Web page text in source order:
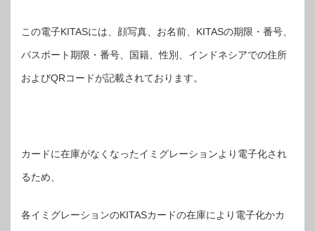
この電子KITASには、顔写真、お名前、KITASの期限・番号、
パスポート期限・番号、国籍、性別、インドネシアでの住所
およびQRコードが記載されております。
カードに在庫がなくなったイミグレーションより電子化され
るため、
各イミグレーションのKITASカードの在庫により電子化かカ